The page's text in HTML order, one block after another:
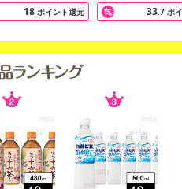
できません。
ただき、お届けする商品セット
し込みください。
ル(成分など含む)等により、参考
ど、お届け商品と多少異なる場
地表示制度]の経過措置期間の終
国・原材料の表記が旧表記の場
18 ポイント還元 33.7 ポ